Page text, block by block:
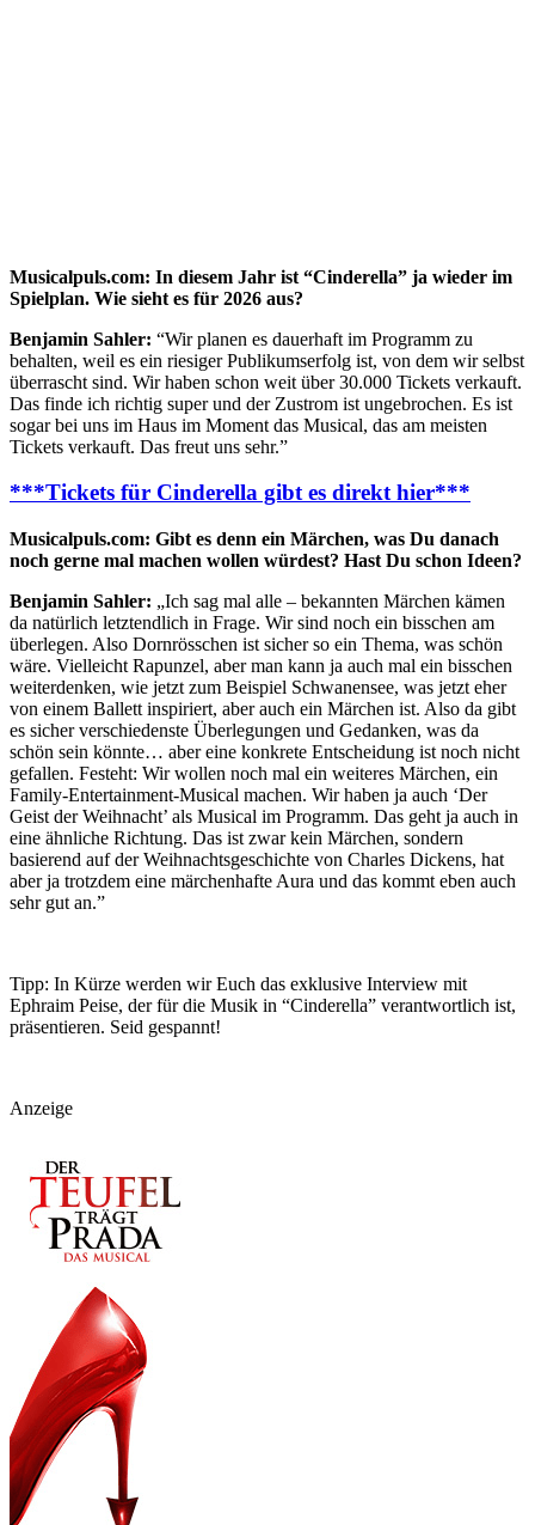
Musicalpuls.com: In diesem Jahr ist “Cinderella” ja wieder im
Spielplan. Wie sieht es für 2026 aus?
Benjamin Sahler: “Wir planen es dauerhaft im Programm zu
behalten, weil es ein riesiger Publikumserfolg ist, von dem wir selbst
überrascht sind. Wir haben schon weit über 30.000 Tickets verkauft.
Das finde ich richtig super und der Zustrom ist ungebrochen. Es ist
sogar bei uns im Haus im Moment das Musical, das am meisten
Tickets verkauft. Das freut uns sehr.”
***Tickets für Cinderella gibt es direkt hier***
Musicalpuls.com: Gibt es denn ein Märchen, was Du danach
noch gerne mal machen wollen würdest? Hast Du schon Ideen?
Benjamin Sahler: „Ich sag mal alle – bekannten Märchen kämen
da natürlich letztendlich in Frage. Wir sind noch ein bisschen am
überlegen. Also Dornrösschen ist sicher so ein Thema, was schön
wäre. Vielleicht Rapunzel, aber man kann ja auch mal ein bisschen
weiterdenken, wie jetzt zum Beispiel Schwanensee, was jetzt eher
von einem Ballett inspiriert, aber auch ein Märchen ist. Also da gibt
es sicher verschiedenste Überlegungen und Gedanken, was da
schön sein könnte… aber eine konkrete Entscheidung ist noch nicht
gefallen. Festeht: Wir wollen noch mal ein weiteres Märchen, ein
Family-Entertainment-Musical machen. Wir haben ja auch ‘Der
Geist der Weihnacht’ als Musical im Programm. Das geht ja auch in
eine ähnliche Richtung. Das ist zwar kein Märchen, sondern
basierend auf der Weihnachtsgeschichte von Charles Dickens, hat
aber ja trotzdem eine märchenhafte Aura und das kommt eben auch
sehr gut an.”
Tipp: In Kürze werden wir Euch das exklusive Interview mit
Ephraim Peise, der für die Musik in “Cinderella” verantwortlich ist,
präsentieren. Seid gespannt!
Anzeige